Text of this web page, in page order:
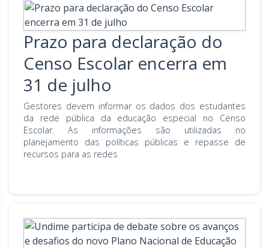
Prazo para declaração do
Censo Escolar encerra em
31 de julho
Gestores devem informar os dados dos estudantes
da rede pública da educação especial no Censo
Escolar. As informações são utilizadas no
planejamento das políticas públicas e repasse de
recursos para as redes